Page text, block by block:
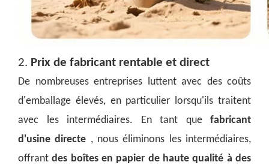
2. Prix de fabricant rentable et direct
De nombreuses entreprises luttent avec des coûts
d'emballage élevés, en particulier lorsqu'ils traitent
avec les intermédiaires. En tant que fabricant
d'usine directe , nous éliminons les intermédiaires,
offrantdes boîtes en papier de haute qualité à des